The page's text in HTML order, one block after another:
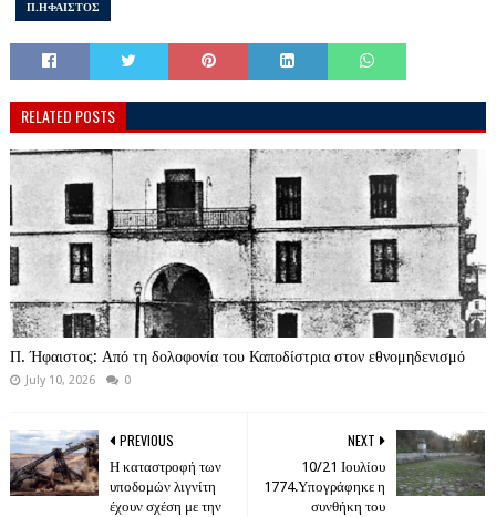
Π.ΗΦΑΙΣΤΟΣ
RELATED POSTS
Π. Ήφαιστος: Από τη δολοφονία του Καποδίστρια στον εθνομηδενισμό
July 10, 2026 0
NEXT
10/21 Ιουλίου
1774.Υπογράφηκε η
συνθήκη του
PREVIOUS
Η καταστροφή των
υποδομών λιγνίτη
έχουν σχέση με την